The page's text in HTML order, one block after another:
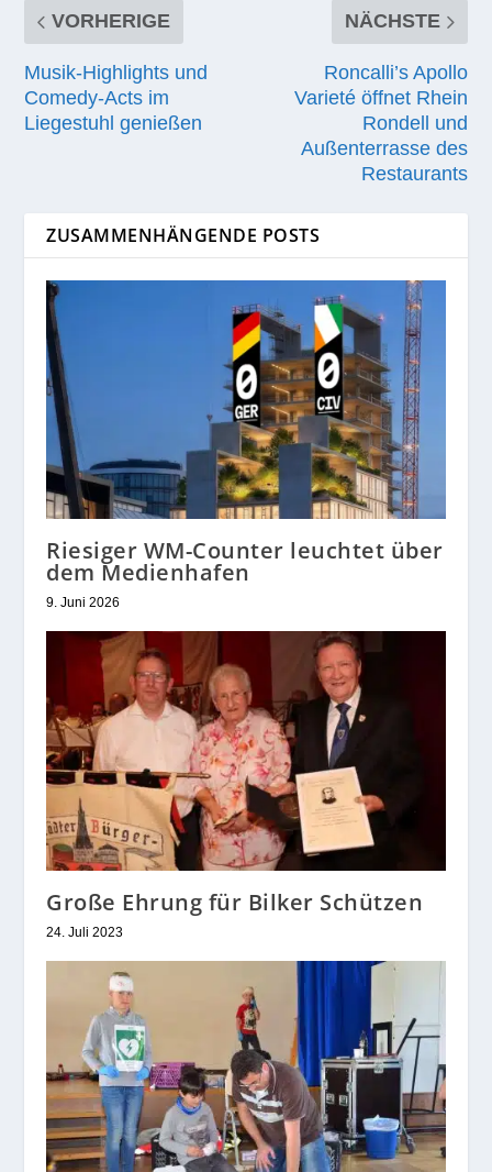
VORHERIGE
Musik-Highlights und
Comedy-Acts im
Liegestuhl genießen
NÄCHSTE
Roncalli’s Apollo
Varieté öffnet Rhein
Rondell und
Außenterrasse des
Restaurants
ZUSAMMENHÄNGENDE POSTS
Riesiger WM-Counter leuchtet über
dem Medienhafen
9. Juni 2026
Große Ehrung für Bilker Schützen
24. Juli 2023